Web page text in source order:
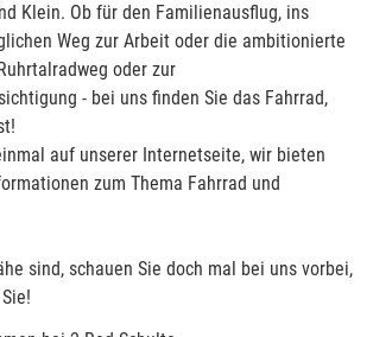
Klein. Ob für den Familienausflug, ins
Weg zur Arbeit oder die ambitionierte
oder zur
- bei uns finden Sie das Fahrrad,
auf unserer Internetseite, wir bieten
zum Thema Fahrrad und
sind, schauen Sie doch mal bei uns vorbei,